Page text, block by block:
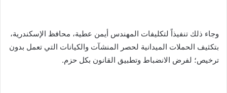
وجاء ذلك تنفيذاً لتكليفات المهندس أيمن عطية، محافظ الإسكندرية،
بتكثيف الحملات الميدانية لحصر المنشآت والكيانات التي تعمل بدون
ترخيص؛ لفرض الانضباط وتطبيق القانون بكل حزم.